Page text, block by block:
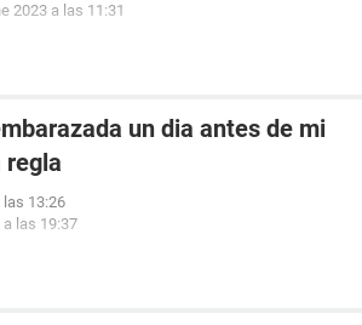
2023 a las 11:31
un dia antes de mi
regla
las 13:26
las 19:37